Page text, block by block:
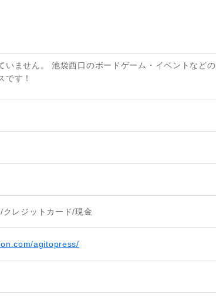
いません。 池袋西口のボードゲーム・イベントなどの
です！
レジットカード/現金
agitopress/